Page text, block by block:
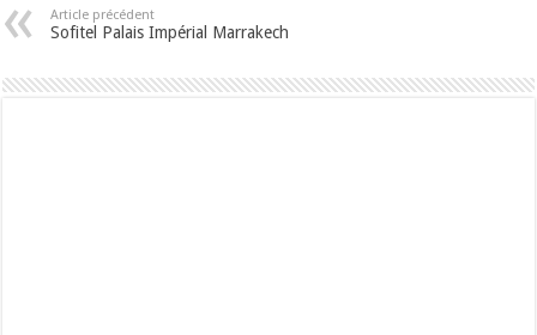
Article précédent
Sofitel Palais Impérial Marrakech